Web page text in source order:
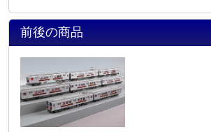
前後の商品